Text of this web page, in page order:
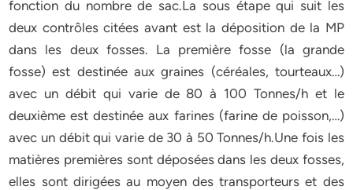
fonction du nombre de sac.La sous étape qui suit les
deux contrôles citées avant est la déposition de la MP
dans les deux fosses. La première fosse (la grande
fosse) est destinée aux graines (céréales, tourteaux…)
avec un débit qui varie de 80 à 100 Tonnes/h et le
deuxième est destinée aux farines (farine de poisson,…)
avec un débit qui varie de 30 à 50 Tonnes/h.Une fois les
matières premières sont déposées dans les deux fosses,
elles sont dirigées au moyen des transporteurs et des